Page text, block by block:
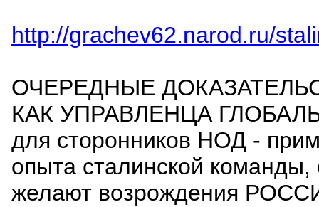
http://grachev62.narod.ru/
ОЧЕРЕДНЫЕ
КАК УПРАВЛЕНЦА
для сторонников НОД -
опыта сталинской
желают возрождения